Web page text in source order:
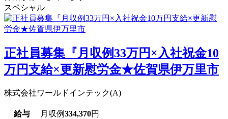
スペシャル
正社員募集『月収例33万円×入社祝金10
万円支給×更新慰労金★佐賀県伊万里市
株式会社ワールドインテック(A)
給与 月収例334,370円